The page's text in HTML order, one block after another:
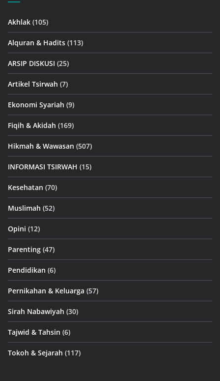
Akhlak (105)
Alquran & Hadits (113)
ARSIP DISKUSI (25)
Artikel Tsirwah (7)
Ekonomi Syariah (9)
Fiqih & Akidah (169)
Hikmah & Wawasan (507)
INFORMASI TSIRWAH (15)
Kesehatan (70)
Muslimah (52)
Opini (12)
Parenting (47)
Pendidikan (6)
Pernikahan & Keluarga (57)
Sirah Nabawiyah (30)
Tajwid & Tahsin (6)
Tokoh & Sejarah (117)